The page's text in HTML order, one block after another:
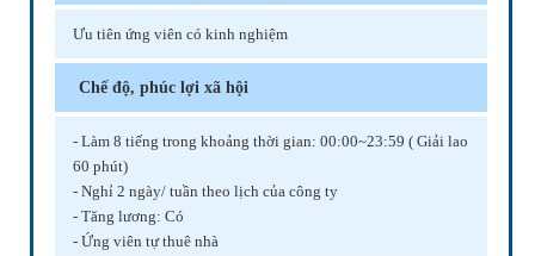
Ưu tiên ứng viên có kinh nghiệm
Chế độ, phúc lợi xã hội
- Làm 8 tiếng trong khoảng thời gian: 00:00~23:59 ( Giải lao
60 phút)
- Nghỉ 2 ngày/ tuần theo lịch của công ty
- Tăng lương: Có
- Ứng viên tự thuê nhà